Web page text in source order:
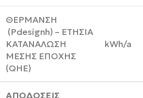
ΘΕΡΜΑΝΣΗ
(Pdesignh) – ΕΤΗΣΙΑ
ΚΑΤΑΝΑΛΩΣΗ
ΜΕΣΗΣ ΕΠΟΧΗΣ
(QHE)
kWh/a
ΑΠΟΔΟΣΕΙΣ